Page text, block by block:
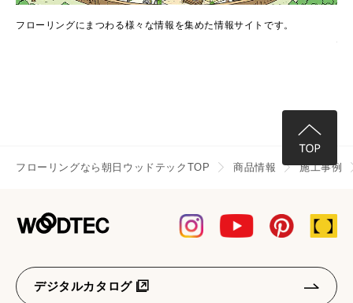
フローリングにまつわる様々な情報を集めた情報サイトです。
フローリングなら朝日ウッドテックTOP 商品情報 施工事例
デジタルカタログ